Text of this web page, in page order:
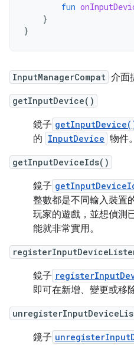
fun
}
}
InputManagerCompat 介面
getInputDevice()
鏡子
的 InputDevice 物件。
getInputDeviceIds()
鏡子
整數都是不同輸入裝置
玩家的遊戲，並想偵測
能就非常實用。
鏡子
即可在新增、變更或移
鏡子